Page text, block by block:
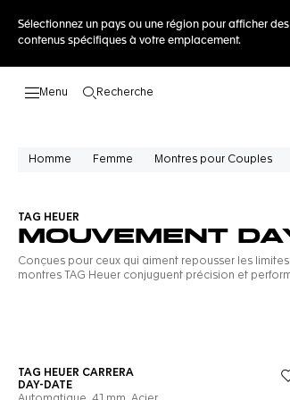
Sélectionnez un pays ou une région pour afficher des
contenus spécifiques à votre emplacement.
Recherche